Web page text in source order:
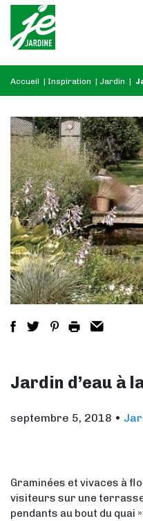
Accueil | Inspiration | Jardin |
Jardin d’eau à
septembre 5, 2018 •
Graminées et vivaces à
visiteurs sur une
pendants au bout du quai